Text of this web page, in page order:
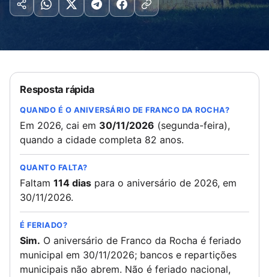
Resposta rápida
QUANDO É O ANIVERSÁRIO DE FRANCO DA ROCHA?
Em 2026, cai em 30/11/2026 (segunda-feira),
quando a cidade completa 82 anos.
QUANTO FALTA?
Faltam 114 dias para o aniversário de 2026, em
30/11/2026.
É FERIADO?
Sim. O aniversário de Franco da Rocha é feriado
municipal em 30/11/2026; bancos e repartições
municipais não abrem. Não é feriado nacional,